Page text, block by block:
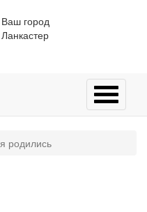
Ваш город
Ланкастер
родились